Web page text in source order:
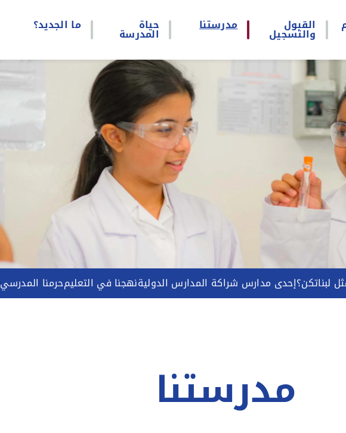
القبول
والتسجيل
مدرستنا حياة
المدرسة
ما الجديد؟
لبناتكن؟إحدى مدارس شراكة المدارس الدوليةنهجنا في التعليمحرمنا المدرسي
مدرستنا